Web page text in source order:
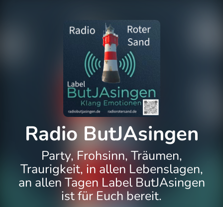
Radio ButJAsingen
Party, Frohsinn, Träumen,
Traurigkeit, in allen Lebenslagen,
an allen Tagen Label ButJAsingen
ist für Euch bereit.